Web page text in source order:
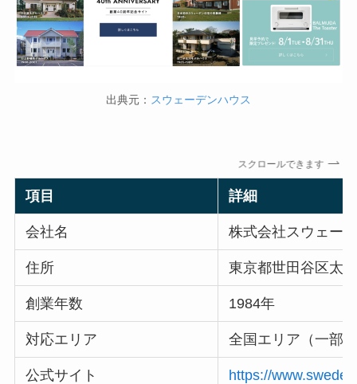
出典元： スウェーデンハウス
スクロールできます
項目 詳細
会社名 株式会社スウェー
住所 東京都世田谷区太
創業年数 1984年
対応エリア 全国エリア（一部
公式サイト https://